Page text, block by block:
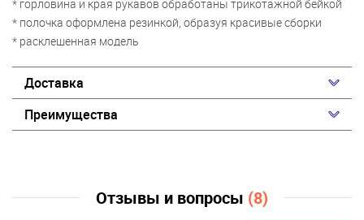
* горловина и края рукавов обработаны трикотажной бейкой
* полочка оформлена резинкой, образуя красивые сборки
* расклешенная модель
Доставка
Преимущества
Отзывы и вопросы (8)